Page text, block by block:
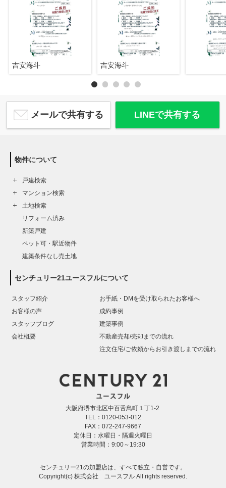
吉安海斗 吉安海斗
メールで共有する LINEで共有する
物件について
戸建検索
マンション検索
土地検索
リフォーム済み
新築戸建
ペット可・駅近物件
建築条件なし売土地
センチュリー21ユースフルについて
スタッフ紹介
お客様の声
スタッフブログ
会社概要
お手紙・DMを受け取られたお客様へ
成約事例
建築事例
不動産売却/売却までの流れ
注文住宅/ご依頼からお引き渡しまでの流れ
大阪府堺市北区中百舌鳥町１丁1-2
TEL：0120-053-012
FAX：072-247-9667
定休日：水曜日・隔週火曜日
営業時間：9:00～19:30
センチュリー21の加盟店は、すべて独立・自営です。
Copyright(c) 株式会社 ユースフル All rights reserved.